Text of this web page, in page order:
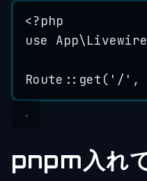
<?php
use
Route :: get ( ' / ' ,
pnpm入れ